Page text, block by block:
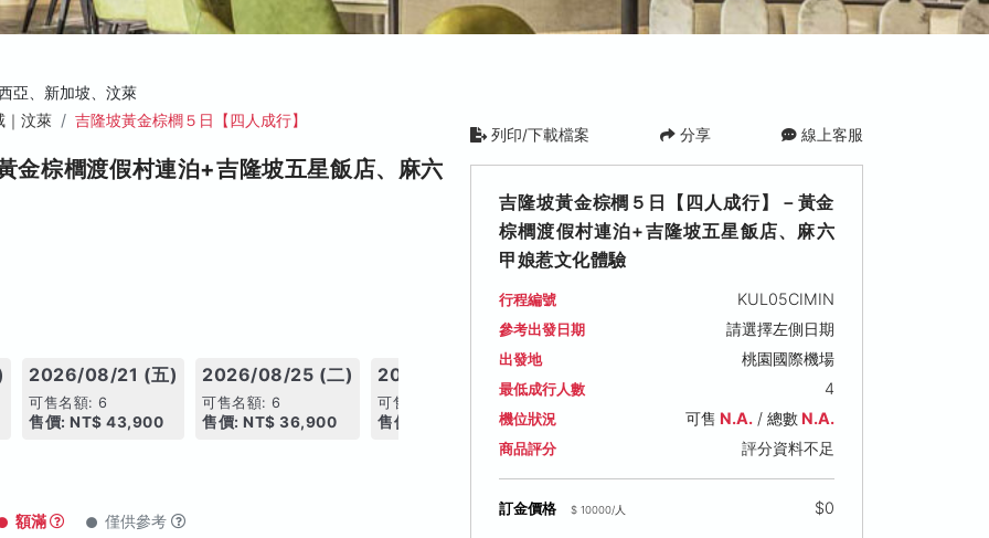
亞、新加坡、汶萊
｜汶萊
吉隆坡黃金棕櫚５日【四人成行】
金棕櫚渡假村連泊+吉隆坡五星飯店、麻六
2026/08/21 (五)
可售名額: 6
售價: NT$ 43,900
2026/08/25 (二)
可售名額: 6
售價: NT$ 36,900
2026/09/01 (二)
可售名額: 6
售價: NT$ 37,900 售價: NT$ 38,900 售價: NT$ 37,900
額滿 僅供參考
列印/下載檔案 分享 線上客服
吉隆坡黃金棕櫚５日【四人成行】－黃金
棕櫚渡假村連泊+吉隆坡五星飯店、麻六
甲娘惹文化體驗
行程編號 KUL05CIMIN
參考出發日期 請選擇左側日期
出發地 桃園國際機場
最低成行人數 4
機位狀況 可售 N.A./ 總數N.A.
商品評分 評分資料不足
訂金價格 $ 10000/人 $0